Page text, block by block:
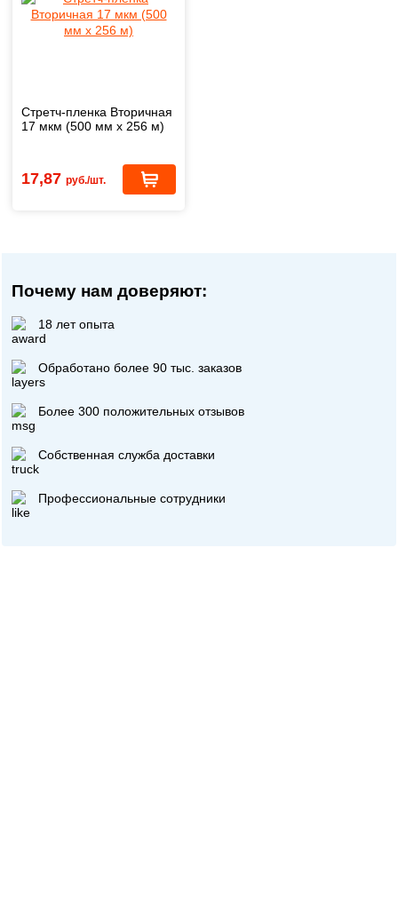
Стретч-пленка Вторичная
17 мкм (500 мм х 256 м)
17,87 руб./шт.
Почему нам доверяют:
18 лет опыта
Обработано более 90 тыс. заказов
Более 300 положительных отзывов
Собственная служба доставки
Профессиональные сотрудники